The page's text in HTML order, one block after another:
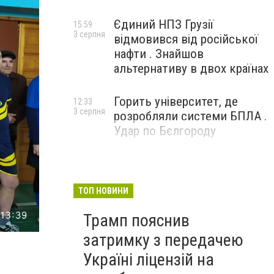
Фото из открытых источников
Єдиний НПЗ Грузії
відмовився від російської
нафти . Знайшов
альтернативу в двох країнах
15:59
3 серпня
Горить університет, де
розробляли системи БПЛА .
Удар по Бєлгороду
12:33
3 серпня
ТОП НОВИНИ
Трамп пояснив
затримку з передачею
Україні ліцензій на